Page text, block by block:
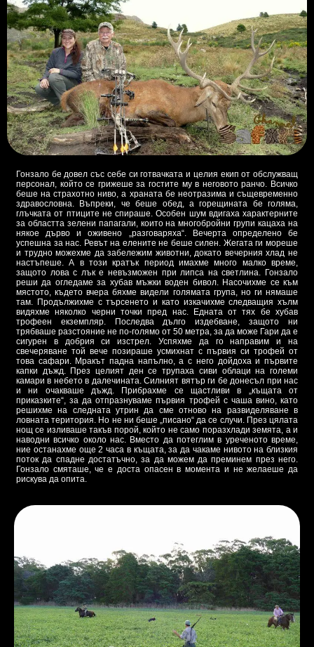
Гонзало бе довел със себе си готвачката и целия екип от обслужващ
персонал, който се грижеше за гостите му в неговото ранчо. Всичко
беше на страхотно ниво, а храната бе неотразима и същевременно
здравословна. Въпреки, че беше обед, а горещината бе голяма,
глъчката от птиците не спираше. Особен шум вдигаха характерните
за областта зелени папагали, които на многобройни групи кацаха на
някое дърво и оживено „разговаряха“. Вечерта определено бе
успешна за нас. Ревът на елените не беше силен. Жегата ги мореше
и трудно можехме да забележим животни, докато вечерния хлад не
настъпеше. А в този кратък период имахме много малко време,
защото лова с лък е невъзможен при липса на светлина. Гонзало
реши да огледаме за хубав мъжки воден бивол. Насочихме се към
мястото, където вчера бяхме видели голямата група, но ги нямаше
там. Продължихме с търсенето и като изкачихме следващия хълм
видяхме няколко черни точки пред нас. Едната от тях бе хубав
трофеен екземпляр. Последва дълго издебване, защото ни
трябваше разстояние не по-голямо от 50 метра, за да може Гари да е
сигурен в добрия си изстрел. Успяхме да го направим и на
свечеряване той вече позираше усмихнат с първия си трофей от
това сафари. Мракът падна напълно, а с него дойдоха и първите
капки дъжд. През целият ден се трупаха сиви облаци на големи
камари в небето в далечината. Силният вятър ги бе донесъл при нас
и ни очакваше дъжд. Прибрахме се щастливи в „къщата от
приказките“, за да отпразнуваме първия трофей с чаша вино, като
решихме на следната утрин да сме отново на развиделяване в
ловната територия. Но не ни беше „писано“ да се случи. През цялата
нощ се изливаше такъв порой, който не само поразхлади земята, а и
наводни всичко около нас. Вместо да потеглим в уреченото време,
ние останахме още 2 часа в къщата, за да чакаме нивото на близкия
поток да спадне достатъчно, за да можем да преминем през него.
Гонзало смяташе, че е доста опасен в момента и не желаеше да
рискува да опита.